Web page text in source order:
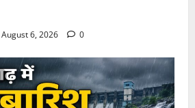
August 6, 2026 0